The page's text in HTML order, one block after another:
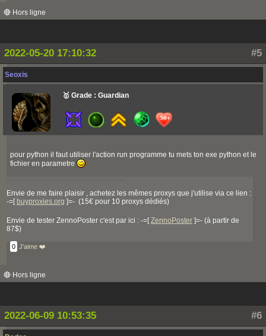
🔴 Hors ligne
#5
2022-05-20 17:10:32
Seoxis
🥇 Grade : Guardian
pour python il faut utiliser l'action run programme tu mets ton exe python et le
fichier en parametre
Envie de me faire plaisir , achetez les mêmes proxys que j'utilise via ce lien :
-=[ buyproxies.org ]=- (15€ pour 10 proxys dédiés)
Envie de tester ZennoPoster c'est par ici : -=[ZennoPoster ]=- (à partir de
87$)
0 J'aime ❤️
🔴 Hors ligne
#6
2022-06-09 10:53:35